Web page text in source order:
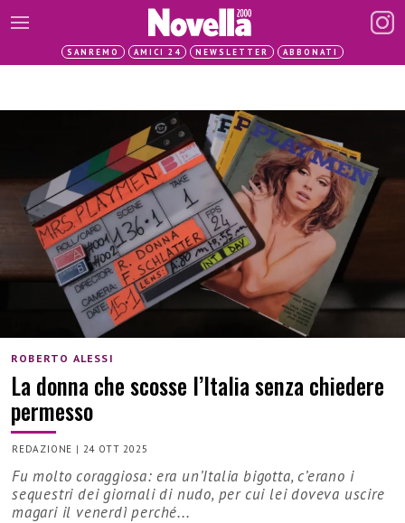
SANREMO AMICI 24 NEWSLETTER ABBONATI
ROBERTO ALESSI
La donna che scosse l’Italia senza chiedere
permesso
REDAZIONE | 24 OTT 2025
Fu molto coraggiosa: era un’Italia bigotta, c’erano i
sequestri dei giornali di nudo, per cui lei doveva uscire
magari il venerdì perché...